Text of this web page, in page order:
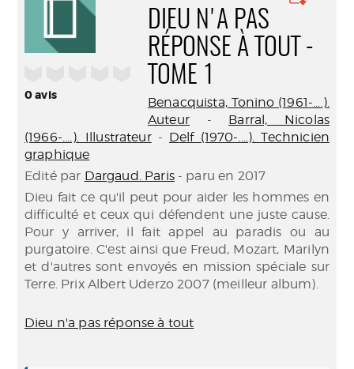
0avis
DIEU N'A PAS
RÉPONSE À TOUT -
TOME 1
Benacquista, Tonino (1961-....).
Auteur- Barral, Nicolas
(1966-....). Illustrateur- Delf (1970-....). Technicien
graphique
Edité par Dargaud. Paris- paru en 2017
Dieu fait ce qu'il peut pour aider les hommes en
difficulté et ceux qui défendent une juste cause.
Pour y arriver, il fait appel au paradis ou au
purgatoire. C'est ainsi que Freud, Mozart, Marilyn
et d'autres sont envoyés en mission spéciale sur
Terre. Prix Albert Uderzo 2007 (meilleur album).
Dieu n'a pas réponse à tout